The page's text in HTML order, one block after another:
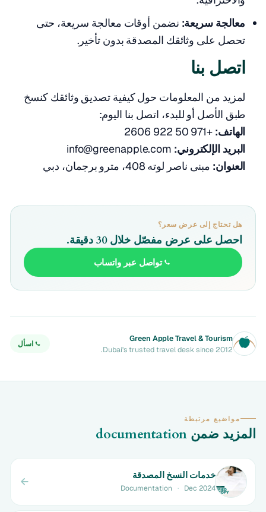
معالجة سريعة: نضمن أوقات معالجة سريعة، حتى
تحصل على وثائقك المصدقة بدون تأخير.
اتصل بنا
لمزيد من المعلومات حول كيفية تصديق وثائقك كنسخ
طبق الأصل أو للبدء، اتصل بنا اليوم:
الهاتف: +971 50 922 2606
البريد الإلكتروني:
العنوان: مبنى ناصر لوته 408، مترو برجمان، دبي
هل تحتاج إلى عرض سعر؟
احصل على عرض مفصّل خلال 30 دقيقة.
تواصل عبر واتساب
Green Apple Travel & Tourism
Dubai's trusted travel desk since 2012.
اسأل
مواضيع مرتبطة
المزيد ضمنdocumentation
خدمات النسخ المصدقة
Documentation · Dec 2024